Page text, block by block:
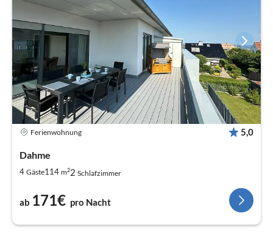
Ferienwohnung 5,0
Dahme
4 Gäste114 m22 Schlafzimmer
ab 171€ pro Nacht